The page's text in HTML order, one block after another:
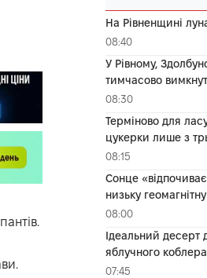
На Рівненщині
08:40
У Рівному,
тимчасово
08:30
Терміново для
цукерки лише з
08:15
Сонце
низьку
08:00
Ідеальний десерт
яблучного коблера
07:45